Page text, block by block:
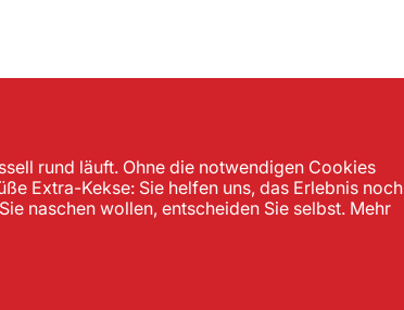
rund läuft. Ohne die notwendigen Cookies
Extra-Kekse: Sie helfen uns, das Erlebnis noch
naschen wollen, entscheiden Sie selbst. Mehr